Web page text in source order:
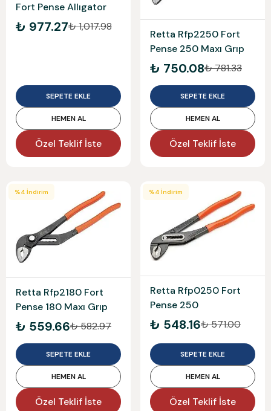
Fort Pense Allıgator
₺ 977.27₺ 1,017.98
SEPETE EKLE
HEMEN AL
Özel Teklif İste
Retta Rfp2250 Fort
Pense 250 Maxı Grıp
₺ 750.08₺ 781.33
SEPETE EKLE
HEMEN AL
Özel Teklif İste
%4 İndirim
Retta Rfp2180 Fort
Pense 180 Maxı Grıp
₺ 559.66₺ 582.97
SEPETE EKLE
HEMEN AL
Özel Teklif İste
%4 İndirim
Retta Rfp0250 Fort
Pense 250
₺ 548.16₺ 571.00
SEPETE EKLE
HEMEN AL
Özel Teklif İste